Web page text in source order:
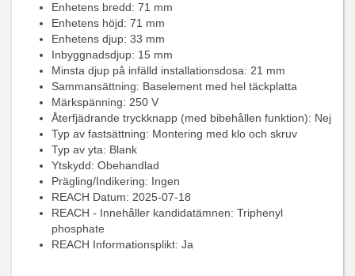
Enhetens bredd: 71 mm
Enhetens höjd: 71 mm
Enhetens djup: 33 mm
Inbyggnadsdjup: 15 mm
Minsta djup på infälld installationsdosa: 21 mm
Sammansättning: Baselement med hel täckplatta
Märkspänning: 250 V
Återfjädrande tryckknapp (med bibehållen funktion): Nej
Typ av fastsättning: Montering med klo och skruv
Typ av yta: Blank
Ytskydd: Obehandlad
Prägling/Indikering: Ingen
REACH Datum: 2025-07-18
REACH - Innehåller kandidatämnen: Triphenyl
phosphate
REACH Informationsplikt: Ja